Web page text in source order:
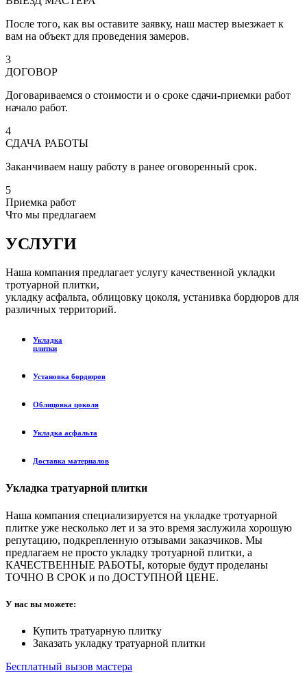
После того, как вы оставите заявку, наш мастер выезжает к
вам на объект для проведения замеров.
3
ДОГОВОР
Договариваемся о стоимости и о сроке сдачи-приемки работ
начало работ.
4
СДАЧА РАБОТЫ
Заканчиваем нашу работу в ранее оговоренный срок.
5
Приемка работ
Что мы предлагаем
УСЛУГИ
Наша компания предлагает услугу качественной укладки
тротуарной плитки,
укладку асфальта, облицовку цоколя, устанивка бордюров для
различных территорий.
Укладка
плитки
Установка бордюров
Oблицовка цоколя
Укладка асфальта
Доставка материалов
Укладка тратуарной плитки
Наша компания специализируется на укладке тротуарной
плитке уже несколько лет и за это время заслужила хорошую
репутацию, подкрепленную отзывами заказчиков. Мы
предлагаем не просто укладку тротуарной плитки, а
КАЧЕСТВЕННЫЕ РАБОТЫ, которые будут проделаны
ТОЧНО В СРОК и по ДОСТУПНОЙ ЦЕНЕ.
У нас вы можете:
Купить тратуарную плитку
Заказать укладку тратуарной плитки
Бесплатный вызов мастера